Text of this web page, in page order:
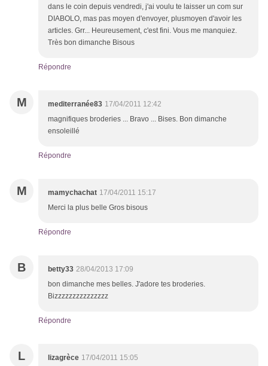
dans le coin depuis vendredi, j'ai voulu te laisser un com sur
DIABOLO, mas pas moyen d'envoyer, plusmoyen d'avoir les
articles. Grr... Heureusement, c'est fini. Vous me manquiez.
Très bon dimanche Bisous
Répondre
M mediterranée83 17/04/2011 12:42
magnifiques broderies ... Bravo ... Bises. Bon dimanche
ensoleillé
Répondre
M mamychachat 17/04/2011 15:17
Merci la plus belle Gros bisous
Répondre
B betty33 28/04/2013 17:09
bon dimanche mes belles. J'adore tes broderies.
Bizzzzzzzzzzzzzzz
Répondre
L lizagrèce 17/04/2011 15:05